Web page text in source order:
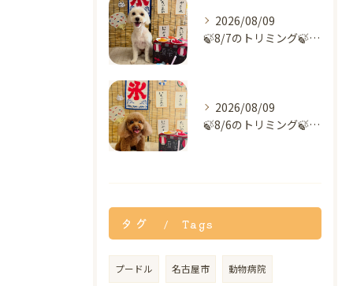
2026/08/09
🍃8/7のトリミング🍃ミックス犬🐶｜名東区・千種区・守山区の...
2026/08/09
🍃8/6のトリミング🍃プードル🐶｜名東区・千種区・守山区の動...
タグ Tags
プードル 名古屋市 動物病院